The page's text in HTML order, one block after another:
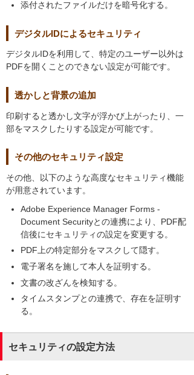
添付されたファイルだけを暗号化する。
デジタルIDによるセキュリティ
デジタルIDを利用して、特定のユーザー以外は
PDFを開くことのできない設定が可能です。
透かしと背景の追加
印刷すると透かし文字が浮かび上がったり、一
部をマスクしたりする設定が可能です。
その他のセキュリティ設定
その他、以下のような高度なセキュリティ機能
が用意されています。
Adobe Experience Manager Forms -
Document Securityとの連携により、PDF配
信後にセキュリティの設定を変更する。
PDF上の特定部分をマスクして隠す。
電子署名を施して本人を証明する。
文書の改ざんを検知する。
タイムスタンプとの連携で、存在を証明す
る。
セキュリティの設定方法